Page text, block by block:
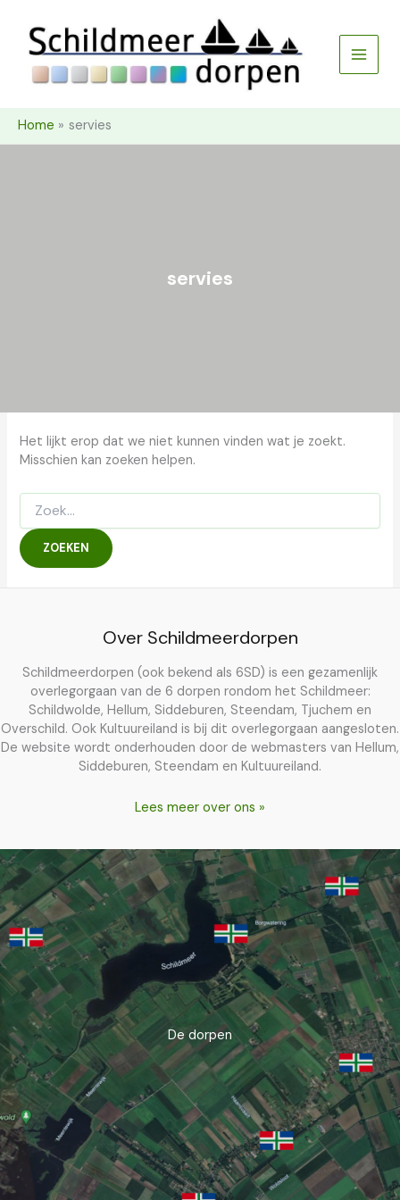
inhoud
Home servies
servies
Het lijkt erop dat we niet kunnen vinden wat je zoekt.
Misschien kan zoeken helpen.
Zoek
naar:
Over Schildmeerdorpen
Schildmeerdorpen (ook bekend als 6SD) is een gezamenlijk
overlegorgaan van de 6 dorpen rondom het Schildmeer:
Schildwolde, Hellum, Siddeburen, Steendam, Tjuchem en
Overschild. Ook Kultuureiland is bij dit overlegorgaan aangesloten.
De website wordt onderhouden door de webmasters van Hellum,
Siddeburen, Steendam en Kultuureiland.
Lees meer over ons »
De dorpen